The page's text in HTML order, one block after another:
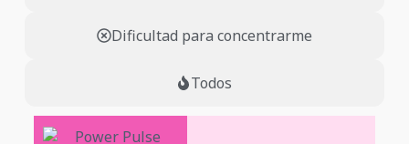
Dificultad para concentrarme
Todos